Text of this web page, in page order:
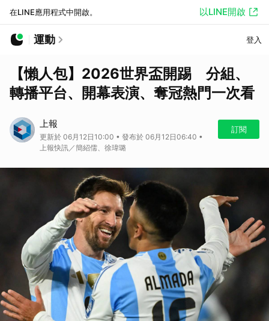
在LINE應用程式中開啟。 以LINE開啟
運動 登入
【懶人包】2026世界盃開踢 分組、
轉播平台、開幕表演、奪冠熱門一次看
上報
更新於 06月12日10:00 • 發布於 06月12日06:40 •
上報快訊／簡紹儒、徐瑋璐
訂閱